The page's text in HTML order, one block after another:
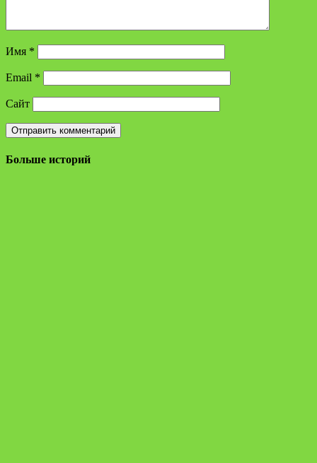
Имя *
Email *
Сайт
Больше историй